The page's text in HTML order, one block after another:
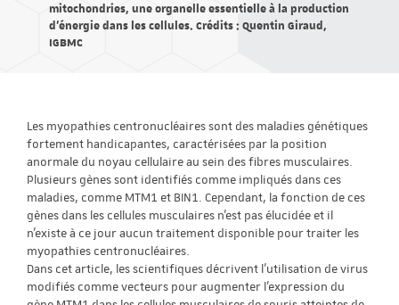
mitochondries, une organelle essentielle à la production
d’énergie dans les cellules. Crédits : Quentin Giraud,
IGBMC
Les myopathies centronucléaires sont des maladies génétiques
fortement handicapantes, caractérisées par la position
anormale du noyau cellulaire au sein des fibres musculaires.
Plusieurs gènes sont identifiés comme impliqués dans ces
maladies, comme MTM1 et BIN1. Cependant, la fonction de ces
gènes dans les cellules musculaires n’est pas élucidée et il
n’existe à ce jour aucun traitement disponible pour traiter les
myopathies centronucléaires.
Dans cet article, les scientifiques décrivent l’utilisation de virus
modifiés comme vecteurs pour augmenter l’expression du